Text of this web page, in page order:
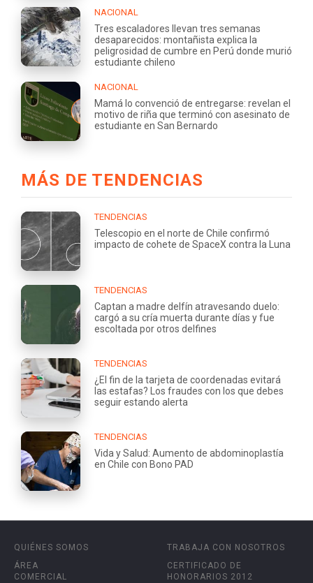
NACIONAL
Tres escaladores llevan tres semanas
desaparecidos: montañista explica la
peligrosidad de cumbre en Perú donde murió
estudiante chileno
NACIONAL
Mamá lo convenció de entregarse: revelan el
motivo de riña que terminó con asesinato de
estudiante en San Bernardo
MÁS DE TENDENCIAS
TENDENCIAS
Telescopio en el norte de Chile confirmó
impacto de cohete de SpaceX contra la Luna
TENDENCIAS
Captan a madre delfín atravesando duelo:
cargó a su cría muerta durante días y fue
escoltada por otros delfines
TENDENCIAS
¿El fin de la tarjeta de coordenadas evitará
las estafas? Los fraudes con los que debes
seguir estando alerta
TENDENCIAS
Vida y Salud: Aumento de abdominoplastía
en Chile con Bono PAD
QUIÉNES SOMOS
ÁREA
COMERCIAL
TRABAJA CON NOSOTROS
CERTIFICADO DE
HONORARIOS 2012